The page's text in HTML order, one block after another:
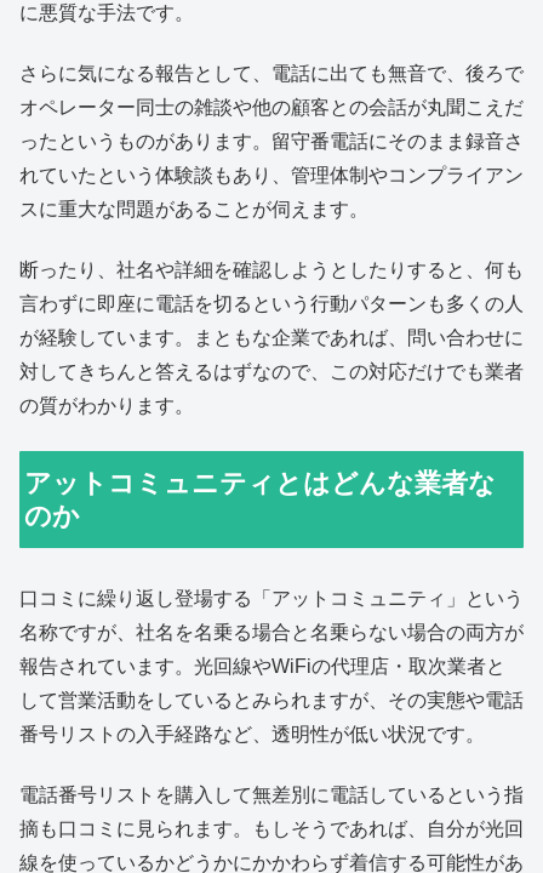
に悪質な手法です。
さらに気になる報告として、電話に出ても無音で、後ろで
オペレーター同士の雑談や他の顧客との会話が丸聞こえだ
ったというものがあります。留守番電話にそのまま録音さ
れていたという体験談もあり、管理体制やコンプライアン
スに重大な問題があることが伺えます。
断ったり、社名や詳細を確認しようとしたりすると、何も
言わずに即座に電話を切るという行動パターンも多くの人
が経験しています。まともな企業であれば、問い合わせに
対してきちんと答えるはずなので、この対応だけでも業者
の質がわかります。
アットコミュニティとはどんな業者な
のか
口コミに繰り返し登場する「アットコミュニティ」という
名称ですが、社名を名乗る場合と名乗らない場合の両方が
報告されています。光回線やWiFiの代理店・取次業者と
して営業活動をしているとみられますが、その実態や電話
番号リストの入手経路など、透明性が低い状況です。
電話番号リストを購入して無差別に電話しているという指
摘も口コミに見られます。もしそうであれば、自分が光回
線を使っているかどうかにかかわらず着信する可能性があ